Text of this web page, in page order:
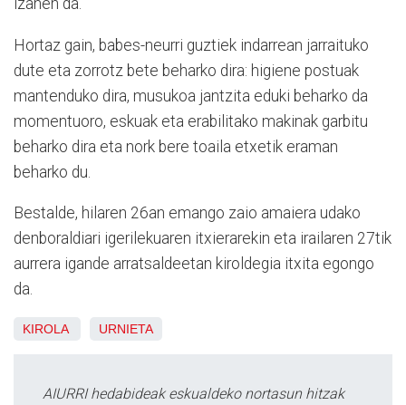
Hortaz gain, babes-neurri guztiek indarrean jarraituko
dute eta zorrotz bete beharko dira: higiene postuak
mantenduko dira, musukoa jantzita eduki beharko da
momentuoro, eskuak eta erabilitako makinak garbitu
beharko dira eta nork bere toaila etxetik eraman
beharko du.
Bestalde, hilaren 26an emango zaio amaiera udako
denboraldiari igerilekuaren itxierarekin eta irailaren 27tik
aurrera igande arratsaldeetan kiroldegia itxita egongo
da.
KIROLA URNIETA
AIURRI hedabideak eskualdeko nortasun hitzak